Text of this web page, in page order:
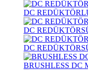
DC
DC
DC
BRUSHLESS DC